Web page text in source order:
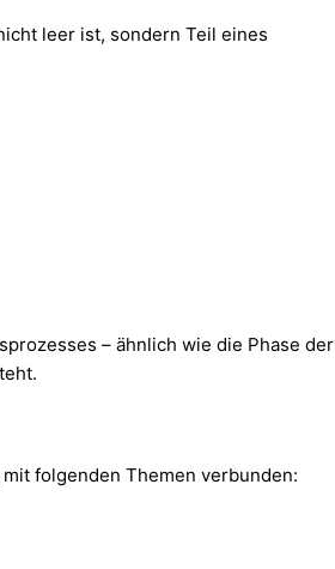
leer ist, sondern Teil eines
– ähnlich wie die Phase der
folgenden Themen verbunden: